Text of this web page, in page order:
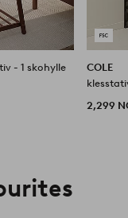
- 1 skohylle
COLE
2,299